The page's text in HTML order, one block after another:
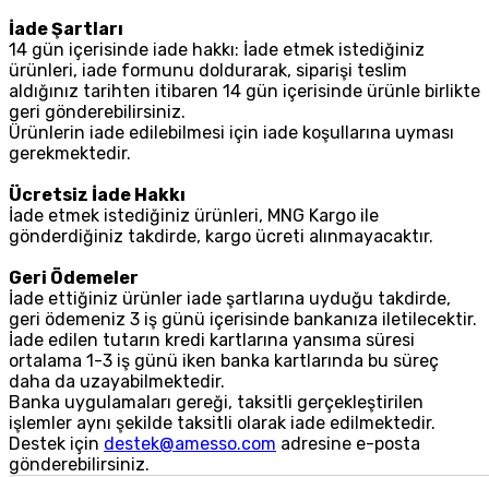
İade Şartları
14 gün içerisinde iade hakkı: İade etmek istediğiniz
ürünleri, iade formunu doldurarak, siparişi teslim
aldığınız tarihten itibaren 14 gün içerisinde ürünle birlikte
geri gönderebilirsiniz.
Ürünlerin iade edilebilmesi için iade koşullarına uyması
gerekmektedir.
Ücretsiz İade Hakkı
İade etmek istediğiniz ürünleri, MNG Kargo ile
gönderdiğiniz takdirde, kargo ücreti alınmayacaktır.
Geri Ödemeler
İade ettiğiniz ürünler iade şartlarına uyduğu takdirde,
geri ödemeniz 3 iş günü içerisinde bankanıza iletilecektir.
İade edilen tutarın kredi kartlarına yansıma süresi
ortalama 1-3 iş günü iken banka kartlarında bu süreç
daha da uzayabilmektedir.
Banka uygulamaları gereği, taksitli gerçekleştirilen
işlemler aynı şekilde taksitli olarak iade edilmektedir.
Destek için destek@amesso.com adresine e-posta
gönderebilirsiniz.